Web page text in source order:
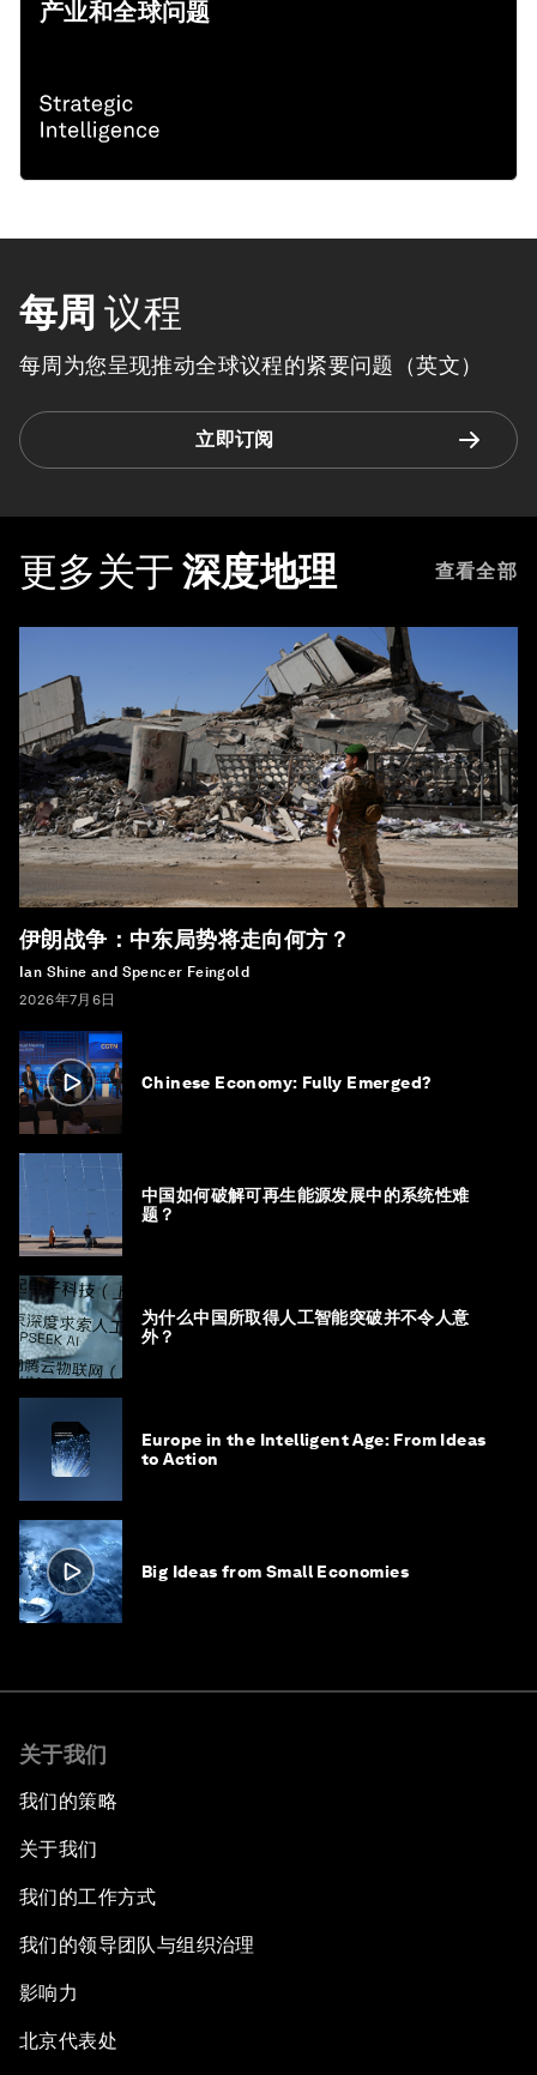
产业和全球问题
每周 议程
每周为您呈现推动全球议程的紧要问题（英文）
立即订阅
更多关于 深度地理 查看全部
伊朗战争：中东局势将走向何方？
Ian Shine and Spencer Feingold
2026年7月6日
Chinese Economy: Fully Emerged?
中国如何破解可再生能源发展中的系统性难
题？
为什么中国所取得人工智能突破并不令人意
外？
Europe in the Intelligent Age: From Ideas
to Action
Big Ideas from Small Economies
关于我们
我们的策略
关于我们
我们的工作方式
我们的领导团队与组织治理
影响力
北京代表处